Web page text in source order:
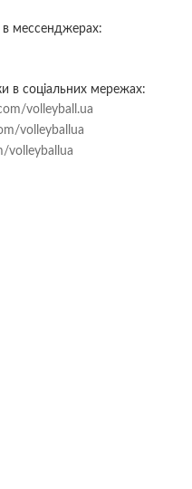
мессенджерах:
в соціальних мережах:
volleyball.ua
volleyballua
volleyballua